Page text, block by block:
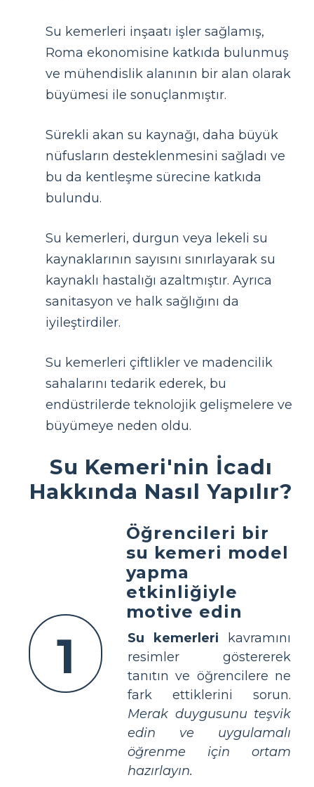
Su kemerleri inşaatı işler sağlamış,
Roma ekonomisine katkıda bulunmuş
ve mühendislik alanının bir alan olarak
büyümesi ile sonuçlanmıştır.
Sürekli akan su kaynağı, daha büyük
nüfusların desteklenmesini sağladı ve
bu da kentleşme sürecine katkıda
bulundu.
Su kemerleri, durgun veya lekeli su
kaynaklarının sayısını sınırlayarak su
kaynaklı hastalığı azaltmıştır. Ayrıca
sanitasyon ve halk sağlığını da
iyileştirdiler.
Su kemerleri çiftlikler ve madencilik
sahalarını tedarik ederek, bu
endüstrilerde teknolojik gelişmelere ve
büyümeye neden oldu.
Su Kemeri'nin İcadı
Hakkında Nasıl Yapılır?
1
Öğrencileri bir
su kemeri model
yapma
etkinliğiyle
motive edin
Su kemerleri kavramını
resimler göstererek
tanıtın ve öğrencilere ne
fark ettiklerini sorun.
Merak duygusunu teşvik
edin ve uygulamalı
öğrenme için ortam
hazırlayın.